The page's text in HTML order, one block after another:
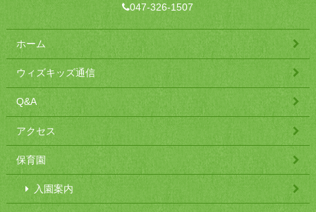
047-326-1507
ホーム
ウィズキッズ通信
Q&A
アクセス
保育園
入園案内